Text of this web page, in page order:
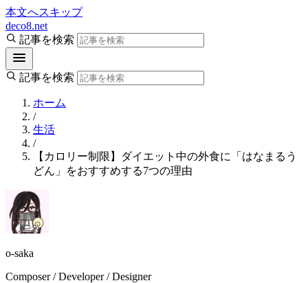
本文へスキップ
deco8.net
記事を検索
記事を検索
ホーム
/
生活
/
【カロリー制限】ダイエット中の外食に「はなまるう
どん」をおすすめする7つの理由
o-saka
Composer / Developer / Designer